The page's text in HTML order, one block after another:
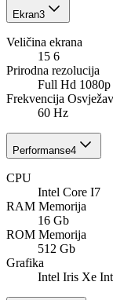
Ekran3
Veličina ekrana
15 6
Prirodna rezolucija
Full Hd 1080p
Frekvencija
60 Hz
Performanse4
CPU
Intel Core I7
RAM Memorija
16 Gb
ROM Memorija
512 Gb
Grafika
Intel Iris Xe